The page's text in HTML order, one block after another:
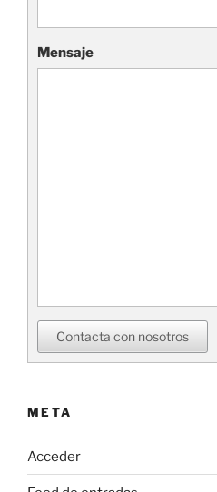
Mensaje
Contacta con nosotros
META
Acceder